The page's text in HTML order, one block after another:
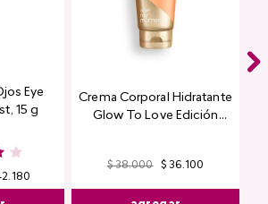
Eye
15 g
.180
Crema Corporal Hidratante
Glow To Love Edición